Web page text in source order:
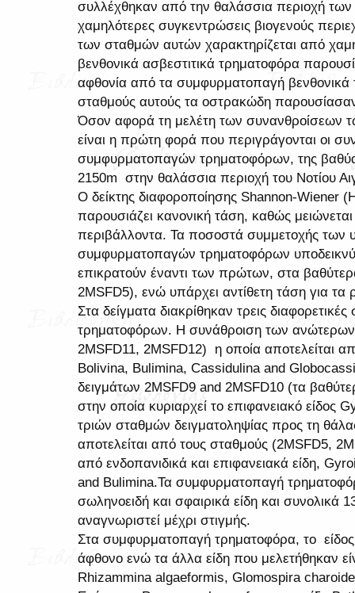
συλλέχθηκαν από την θαλάσσια περιοχή
χαμηλότερες συγκεντρώσεις βιογενούς
των σταθμών αυτών χαρακτηρίζεται από
βενθονικά ασβεστιτικά τρηματοφόρα
αφθονία από τα συμφυρματοπαγή
σταθμούς αυτούς τα οστρακώδη
Όσον αφορά τη μελέτη των συνανθροίσεων
είναι η πρώτη φορά που περιγράγονται οι
συμφυρματοπαγών τρηματοφόρων, της
2150m στην θαλάσσια περιοχή του Νοτίου
Ο δείκτης διαφοροποίησης Shannon-Wiener
παρουσιάζει κανονική τάση, καθώς
περιβάλλοντα. Τα ποσοστά συμμετοχής των
συμφυρματοπαγών τρηματοφόρων
επικρατούν έναντι των πρώτων, στα
2MSFD5), ενώ υπάρχει αντίθετη τάση για τα
Στα δείγματα διακρίθηκαν τρεις
τρηματοφόρων. Η συνάθροιση των
2MSFD11, 2MSFD12) η οποία αποτελείται
Bolivina, Bulimina, Cassidulina and
δειγμάτων 2MSFD9 and 2MSFD10 (τα
στην οποία κυριαρχεί το επιφανειακό είδος
τριών σταθμών δειγματοληψίας προς τη
αποτελείται από τους σταθμούς (2MSFD5,
από ενδοπανιδικά και επιφανειακά είδη,
and Bulimina.Τα συμφυρματοπαγή
σωληνοειδή και σφαιρικά είδη και συνολικά
αναγνωριστεί μέχρι στιγμής.
Στα συμφυρματοπαγή τρηματοφόρα, το
άφθονο ενώ τα άλλα είδη που μελετήθηκαν
Rhizammina algaeformis, Glomospira